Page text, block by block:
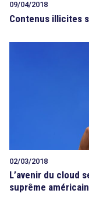
09/04/2018
Contenus illicites
02/03/2018
L’avenir du cloud
suprême